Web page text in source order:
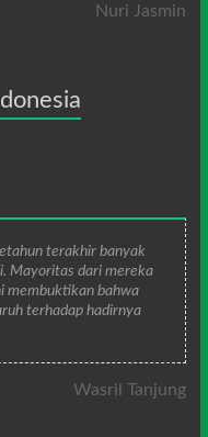
Nuri Jasmin
terakhir banyak
Mayoritas dari mereka
membuktikan bahwa
terhadap hadirnya
Wasril Tanjung